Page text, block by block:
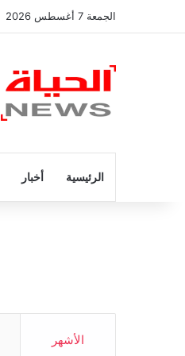
الجمعة 7 أغسطس 2026
الرئيسية أخبار
الأشهر